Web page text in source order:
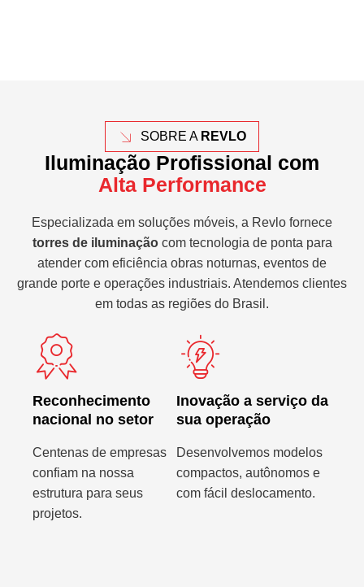
SOBRE A REVLO
Iluminação Profissional com
Alta Performance
Especializada em soluções móveis, a Revlo fornece
torres de iluminaçãocom tecnologia de ponta para
atender com eficiência obras noturnas, eventos de
grande porte e operações industriais. Atendemos clientes
em todas as regiões do Brasil.
Reconhecimento
nacional no setor
Centenas de empresas
confiam na nossa
estrutura para seus
projetos.
Inovação a serviço da
sua operação
Desenvolvemos modelos
compactos, autônomos e
com fácil deslocamento.